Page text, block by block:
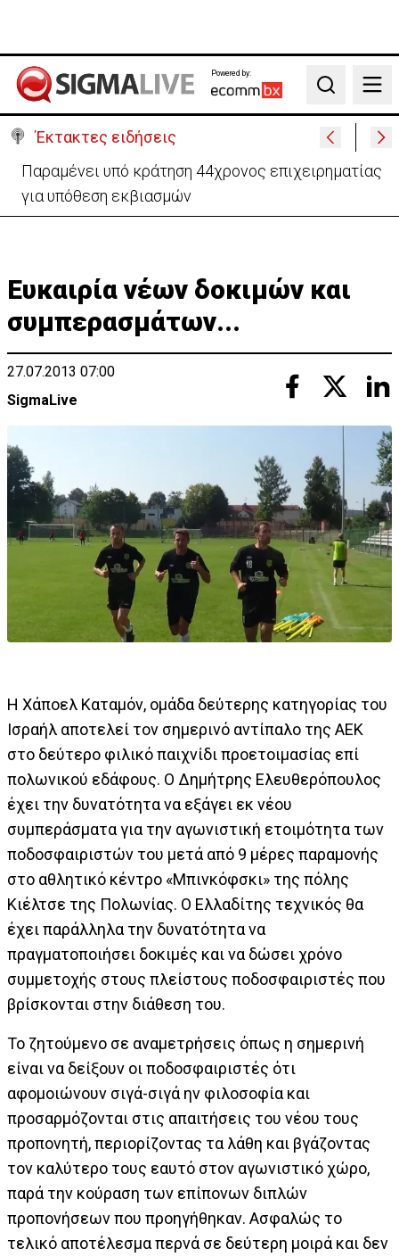
Powered by:
Search
Έκτακτες ειδήσεις
Παπασταύρου: Η Meridiam δίνει νέα δυναμική στον
Great Sea Interconnector (VID)
Ευκαιρία νέων δοκιμών και
συμπερασμάτων...
27.07.2013 07:00
SigmaLive
Η Χάποελ Καταμόν, ομάδα δεύτερης κατηγορίας του
Ισραήλ αποτελεί τον σημερινό αντίπαλο της ΑΕΚ
στο δεύτερο φιλικό παιχνίδι προετοιμασίας επί
πολωνικού εδάφους. Ο Δημήτρης Ελευθερόπουλος
έχει την δυνατότητα να εξάγει εκ νέου
συμπεράσματα για την αγωνιστική ετοιμότητα των
ποδοσφαιριστών του μετά από 9 μέρες παραμονής
στο αθλητικό κέντρο «Μπινκόφσκι» της πόλης
Κιέλτσε της Πολωνίας. Ο Ελλαδίτης τεχνικός θα
έχει παράλληλα την δυνατότητα να
πραγματοποιήσει δοκιμές και να δώσει χρόνο
συμμετοχής στους πλείστους ποδοσφαιριστές που
βρίσκονται στην διάθεση του.
Το ζητούμενο σε αναμετρήσεις όπως η σημερινή
είναι να δείξουν οι ποδοσφαιριστές ότι
αφομοιώνουν σιγά-σιγά ην φιλοσοφία και
προσαρμόζονται στις απαιτήσεις του νέου τους
προπονητή, περιορίζοντας τα λάθη και βγάζοντας
τον καλύτερο τους εαυτό στον αγωνιστικό χώρο,
παρά την κούραση των επίπονων διπλών
προπονήσεων που προηγήθηκαν. Ασφαλώς το
τελικό αποτέλεσμα περνά σε δεύτερη μοιρά και δεν